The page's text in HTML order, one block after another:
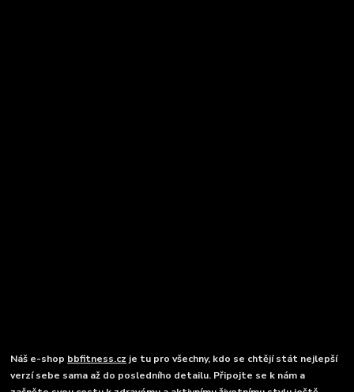
Náš e-shop bbfitness.cz je tu pro všechny, kdo se chtějí stát nejlepší
verzí sebe sama až do posledního detailu. Připojte se k nám a